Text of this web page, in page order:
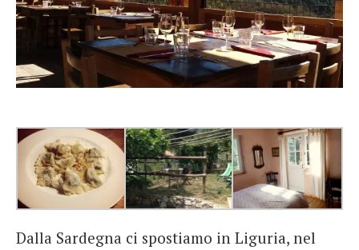
Dalla Sardegna ci spostiamo in Liguria, nel